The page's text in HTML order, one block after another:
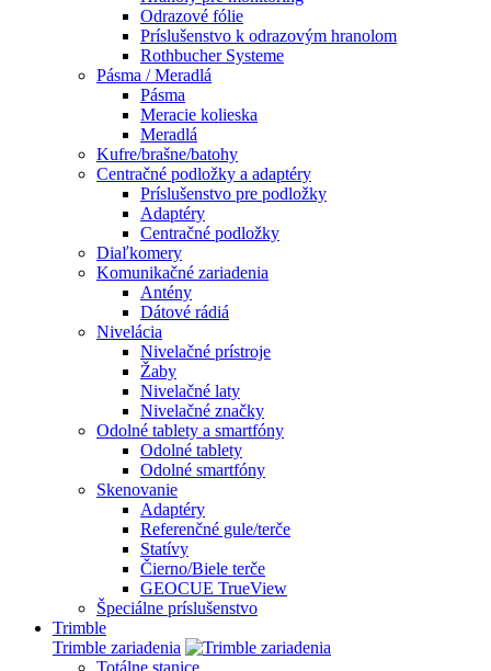
Odrazové fólie
Príslušenstvo k odrazovým hranolom
Rothbucher Systeme
Pásma / Meradlá
Pásma
Meracie kolieska
Meradlá
Kufre/brašne/batohy
Centračné podložky a adaptéry
Príslušenstvo pre podložky
Adaptéry
Centračné podložky
Diaľkomery
Komunikačné zariadenia
Antény
Dátové rádiá
Nivelácia
Nivelačné prístroje
Žaby
Nivelačné laty
Nivelačné značky
Odolné tablety a smartfóny
Odolné tablety
Odolné smartfóny
Skenovanie
Adaptéry
Referenčné gule/terče
Statívy
Čierno/Biele terče
GEOCUE TrueView
Špeciálne príslušenstvo
Trimble
Trimble zariadenia
Totálne stanice